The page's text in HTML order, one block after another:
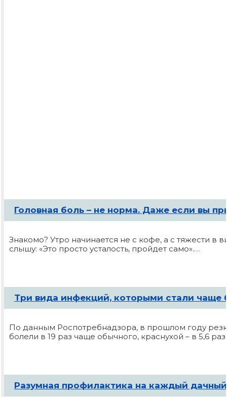
Головная боль – не норма. Даже если вы
Знакомо? Утро начинается не с кофе, а с тяжести в
слышу: «Это просто усталость, пройдет само».…
Три вида инфекций, которыми стали чаще
По данным Роспотребнадзора, в прошлом году
болели в 19 раз чаще обычного, краснухой – в 5,6
Разумная профилактика на каждый